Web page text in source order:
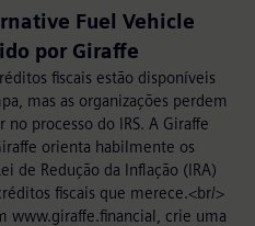
Fuel Vehicle
por Giraffe
fiscais estão disponíveis
mas as organizações perdem
processo do IRS. A Giraffe
orienta habilmente os
de Redução da Inflação (IRA)
fiscais que merece.<br/>
www.giraffe.financial, crie uma